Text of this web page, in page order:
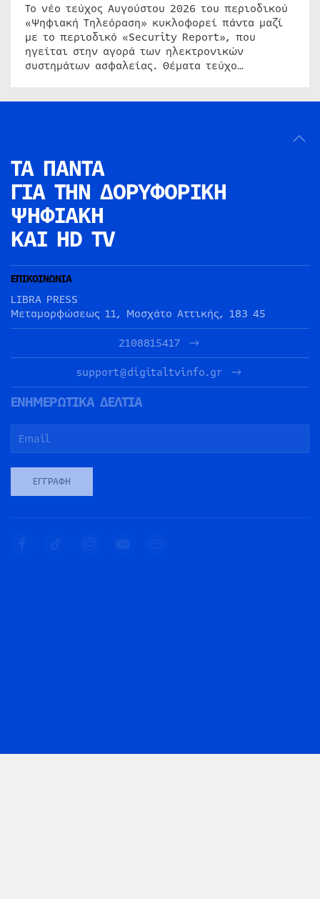
Το νέο τεύχος Αυγούστου 2026 του περιοδικού
«Ψηφιακή Τηλεόραση» κυκλοφορεί πάντα μαζί
με το περιοδικό «Security Report», που
ηγείται στην αγορά των ηλεκτρονικών
συστημάτων ασφαλείας. Θέματα τεύχο…
ΤΑ ΠΑΝΤΑ
ΓΙΑ ΤΗΝ ΔΟΡΥΦΟΡΙΚΗ
ΨΗΦΙΑΚΗ
ΚΑΙ HD TV
ΕΠΙΚΟΙΝΩΝΙΑ
LIBRA PRESS
Μεταμορφώσεως 11, Μοσχάτο Αττικής, 183 45
2108815417
support@digitaltvinfo.gr
ΕΝΗΜΕΡΩΤΙΚΑ ΔΕΛΤΙΑ
ΕΓΓΡΑΦΉ